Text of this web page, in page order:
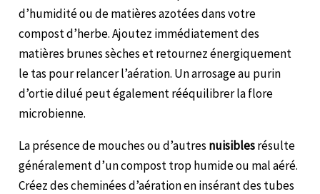
d’humidité ou de matières azotées dans votre
compost d’herbe. Ajoutez immédiatement des
matières brunes sèches et retournez énergiquement
le tas pour relancer l’aération. Un arrosage au purin
d’ortie dilué peut également rééquilibrer la flore
microbienne.
La présence de mouches ou d’autres nuisiblesrésulte
généralement d’un compost trop humide ou mal aéré.
Créez des cheminées d’aération en insérant des tubes